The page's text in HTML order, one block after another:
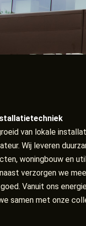
van lokale
Wij leveren
woningbouw en
verzorgen we
Vanuit ons
samen met onze